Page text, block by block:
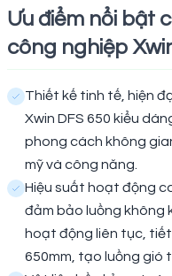
Ưu điểm nổi bật
công nghiệp
Thiết kế tinh tế, hiện
Xwin DFS 650 kiểu
phong cách không
mỹ và công năng.
Hiệu suất hoạt động
đảm bảo luồng không
hoạt động liên tục, tiết
650mm, tạo luồng gió